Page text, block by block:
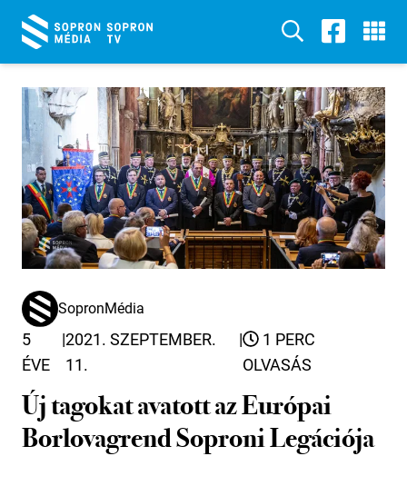
SopronMédia
5
ÉVE
|2021. SZEPTEMBER.
11.
|
1 PERC
OLVASÁS
Új tagokat avatott az Európai
Borlovagrend Soproni Legációja